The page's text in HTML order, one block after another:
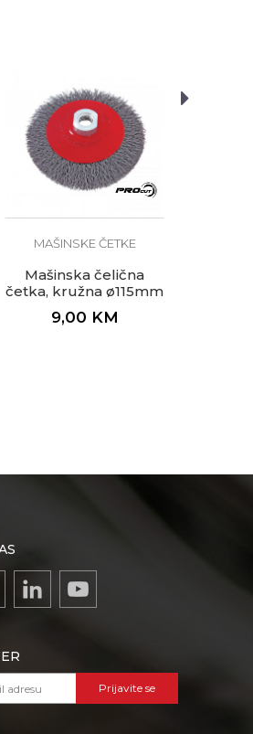
MAŠINSKE ČETKE
Mašinska čelična
četka, kružna ø115mm
za brusilicu
9,00 KM
Prijavite se